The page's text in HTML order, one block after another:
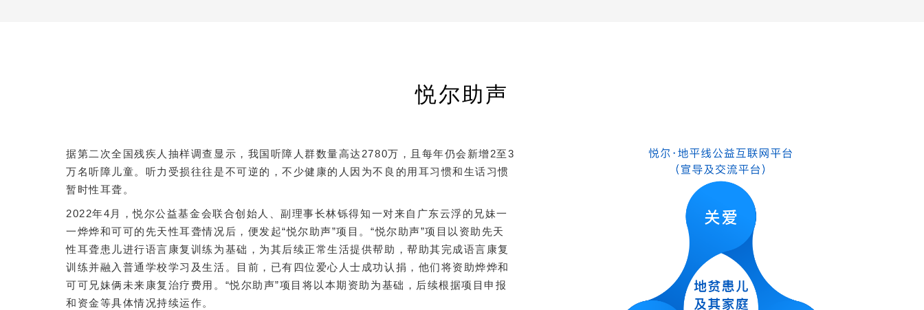
悦尔助声
据第二次全国残疾人抽样调查显示，我国听障人群数量高达2780万，且每年仍会新增2至3
万名听障儿童。听力受损往往是不可逆的，不少健康的人因为不良的用耳习惯和生话习惯
暂时性耳聋。
2022年4月，悦尔公益基金会联合创始人、副理事长林铄得知一对来自广东云浮的兄妹一
一烨烨和可可的先天性耳聋情况后，便发起“悦尔助声”项目。“悦尔助声”项目以资助先天
性耳聋患儿进行语言康复训练为基础，为其后续正常生活提供帮助，帮助其完成语言康复
训练并融入普通学校学习及生活。目前，已有四位爱心人士成功认捐，他们将资助烨烨和
可可兄妹俩未来康复治疗费用。“悦尔助声”项目将以本期资助为基础，后续根据项目申报
和资金等具体情况持续运作。